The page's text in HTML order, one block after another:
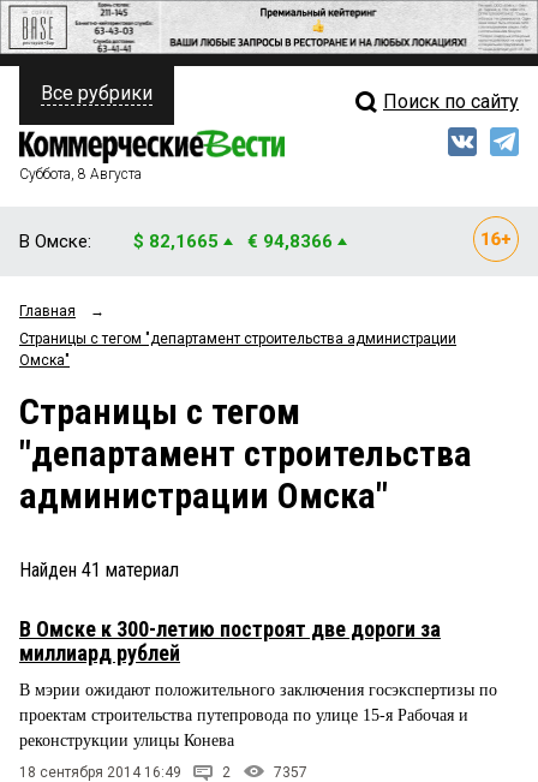
ПОЛИТИКА
ФИНАНСЫ
ОБЩЕСТВО
НОВОСТИ КОМПАНИЙ
Свежий выпуск
Все рубрики Поиск по сайту
Суббота, 8 Августа
В Омске: $ 82,1665 € 94,8366
Главная
→
Страницы c тегом "департамент строительства администрации
Омска"
Страницы c тегом
"департамент строительства
администрации Омска"
Найден 41 материал
В Омске к 300-летию построят две дороги за
миллиард рублей
В мэрии ожидают положительного заключения госэкспертизы по
проектам строительства путепровода по улице 15-я Рабочая и
реконструкции улицы Конева
18 сентября 2014 16:49 2 7357